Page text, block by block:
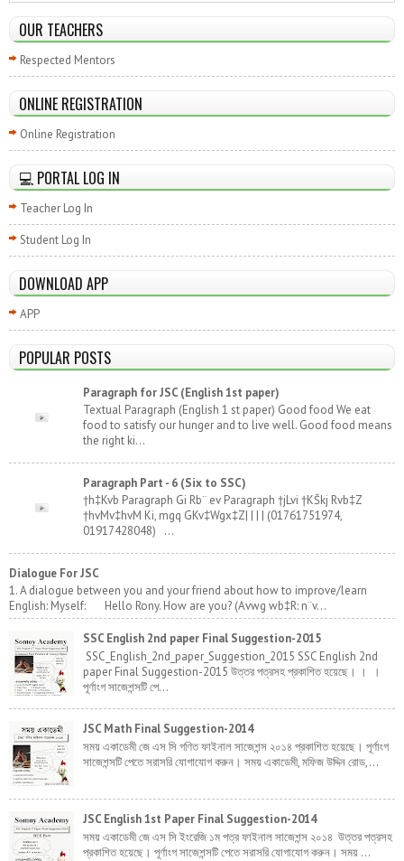
OUR TEACHERS
Respected Mentors
ONLINE REGISTRATION
Online Registration
💻 PORTAL LOG IN
Teacher Log In
Student Log In
DOWNLOAD APP
APP
POPULAR POSTS
Paragraph for JSC (English 1st paper)
Textual Paragraph (English 1 st paper) Good food We eat
food to satisfy our hunger and to live well. Good food means
the right ki...
Paragraph Part - 6 (Six to SSC)
†h‡Kvb Paragraph Gi Rb¨ ev Paragraph †jLvi †KŠkj Rvb‡Z
†hvMv‡hvM Ki, mgq GKv‡Wgx‡Z| | | | (01761751974,
01917428048) ...
Dialogue For JSC
1. A dialogue between you and your friend about how to improve/learn
English: Myself: Hello Rony. How are you? (Avwg wb‡R: n¨v...
SSC English 2nd paper Final Suggestion-2015
SSC_English_2nd_paper_Suggestion_2015 SSC English 2nd
paper Final Suggestion-2015 উত্তর পত্রসহ প্রকাশিত হয়েছে। । ।
পূর্ণাংগ সাজেশন্সটি পে...
JSC Math Final Suggestion-2014
সময় একাডেমী জে এস সি গণিত ফাইনাল সাজেশন্স ২০১৪ প্রকাশিত হয়েছে। পূর্ণাংগ
সাজেশন্সটি পেতে সরাসরি যোগাযোগ করুন। সময় একাডেমী, মফিজ উদ্দিন রোড,...
JSC English 1st Paper Final Suggestion-2014
সময় একাডেমী জে এস সি ইংরেজি ১ম পত্র ফাইনাল সাজেশন্স ২০১৪ উত্তর পত্রসহ
প্রকাশিত হয়েছে। পূর্ণাংগ সাজেশন্সটি পেতে সরাসরি যোগাযোগ করুন। সময় ...